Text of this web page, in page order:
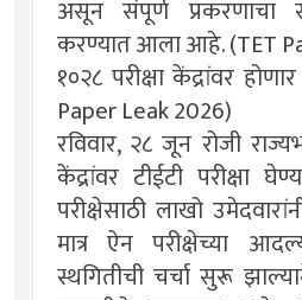
असून संपूर्ण
करण्यात आला आहे. (TET
१०२८ परीक्षा केंद्रांवर
Paper Leak 2026)
रविवार, २८ जून रोजी
केंद्रांवर टीईटी परीक्षा
परीक्षेसाठी लाखो
मात्र ऐन परीक्षेच्या
स्थगितीची चर्चा सुरू